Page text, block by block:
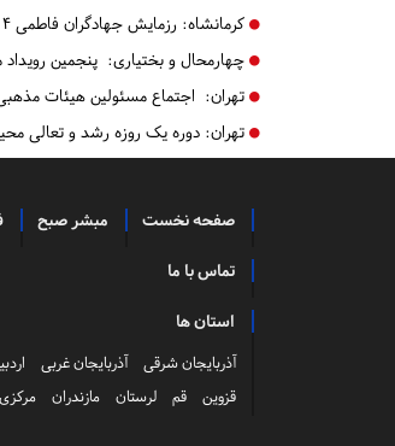
کرمانشاه: رزمایش جهادگران فاطمی ۴ در کرمانشاه برگزار شد
چهارمحال و بختیاری: پنجمین
تهران: اجتماع مسئولین هیئات
تهران: دوره یک روزه رشد و تعالی
صفحه نخست مبشر صبح
تماس با ما
استان ها
آذربایجان شرقی آذربایجان غربی
قزوین
قم لرستان مازندران مرکزی